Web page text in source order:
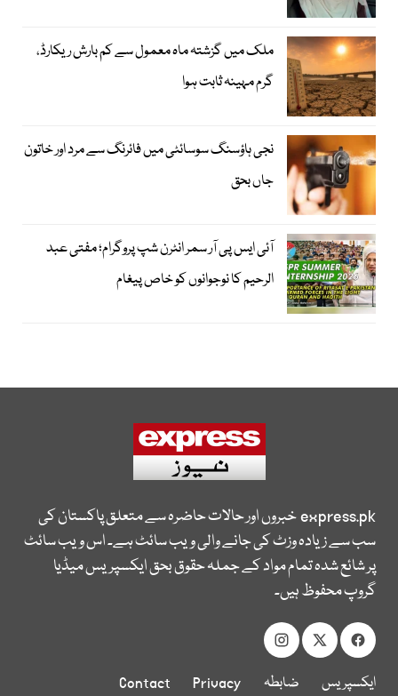
ملک میں گزشتہ ماہ معمول سے کم بارش ریکارڈ،
گرم مہینہ ثابت ہوا
نجی ہاؤسنگ سوسائٹی میں فائرنگ سے مرد اور خاتون
جاں بحق
آئی ایس پی آر سمر انٹرن شپ پروگرام؛ مفتی عبد
الرحیم کا نوجوانوں کو خاص پیغام
express.pkخبروں اور حالات حاضرہ سے متعلق پاکستان کی
سب سے زیادہ وزٹ کی جانے والی ویب سائٹ ہے۔ اس ویب سائٹ
پر شائع شدہ تمام مواد کے جملہ حقوق بحق ایکسپریس میڈیا
گروپ محفوظ ہیں۔
ایکسپریس
ضابطہ
Privacy
Contact